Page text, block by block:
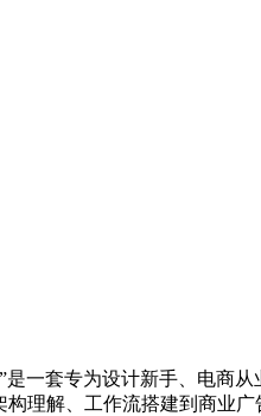
”是一套专为设计新手、电商
理解、工作流搭建到商业